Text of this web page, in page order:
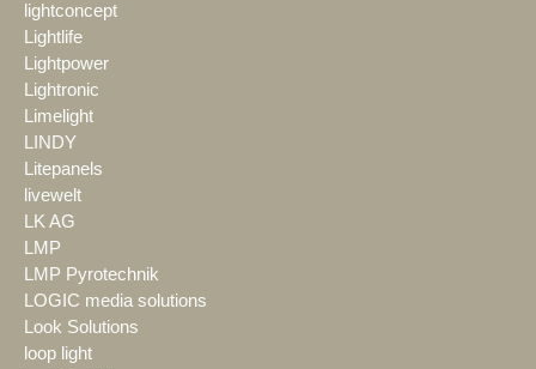
lightconcept
Lightlife
Lightpower
Lightronic
Limelight
LINDY
Litepanels
livewelt
LK AG
LMP
LMP Pyrotechnik
LOGIC media solutions
Look Solutions
loop light